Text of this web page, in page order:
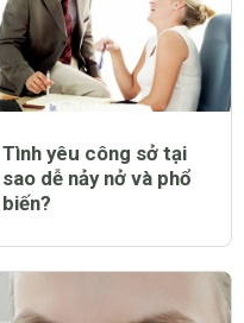
Tình yêu công sở tại